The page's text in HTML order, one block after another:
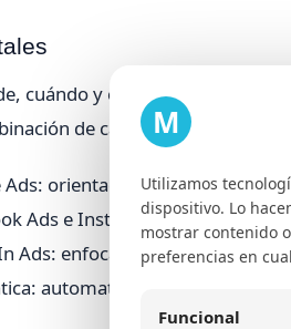
cuándo y cómo se distribuirán
de canales como:
orientada a búsquedas y
Ads e Instagram Ads: ideal
Ads: enfocada en audiencias
automatización para
M
Utilizamos
dispositivo. Lo
mostrar contenido
preferencias en
Funcional